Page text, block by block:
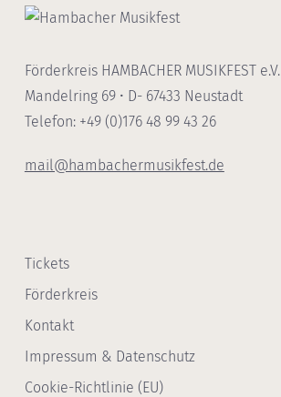
Förderkreis HAMBACHER MUSIKFEST e.V.
Mandelring 69 • D- 67433 Neustadt
Telefon: +49 (0)176 48 99 43 26
mail@hambachermusikfest.de
Tickets
Förderkreis
Kontakt
Impressum & Datenschutz
Cookie-Richtlinie (EU)